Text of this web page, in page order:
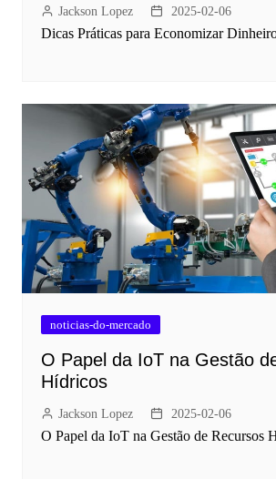
Jackson Lopez 2025-02-06
Dicas Práticas para Economizar
noticias-do-mercado
O Papel da IoT na Gestão
Hídricos
Jackson Lopez 2025-02-06
O Papel da IoT na Gestão de Recursos